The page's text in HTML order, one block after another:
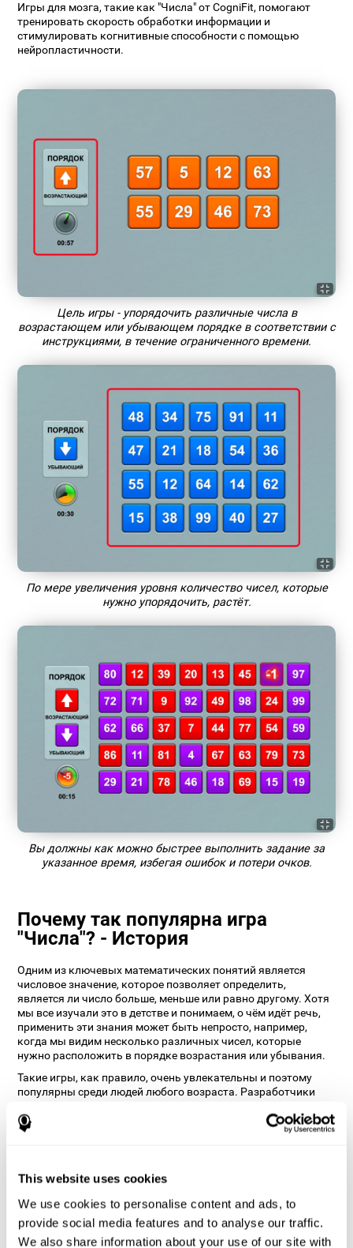
This website uses cookies
We use cookies to personalise content and ads, to
provide social media features and to analyse our traffic.
We also share information about your use of our site with
Игры для мозга, такие как "Числа" от CogniFit, помогают
тренировать скорость обработки информации и
стимулировать когнитивные способности с помощью
нейропластичности.
Цель игры - упорядочить различные числа в
возрастающем или убывающем порядке в соответствии с
инструкциями, в течение ограниченного времени.
По мере увеличения уровня количество чисел, которые
нужно упорядочить, растёт.
Вы должны как можно быстрее выполнить задание за
указанное время, избегая ошибок и потери очков.
Почему так популярна игра
"Числа"? - История
Одним из ключевых математических понятий является
числовое значение, которое позволяет определить,
является ли число больше, меньше или равно другому. Хотя
мы все изучали это в детстве и понимаем, о чём идёт речь,
применить эти знания может быть непросто, например,
когда мы видим несколько различных чисел, которые
нужно расположить в порядке возрастания или убывания.
Такие игры, как правило, очень увлекательны и поэтому
популярны среди людей любого возраста. Разработчики
различных уровней сложности, но и простого и удобного
дизайна.
улучшить мои когнитивные
способности?
Такие игры, как "Числа" от CogniFit, стимулируют
определённый паттерн нейронной активации. Регулярное